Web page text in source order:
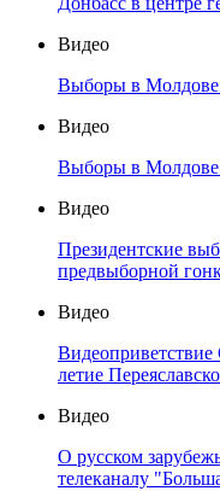
Видео
Выборы в
Видео
Выборы в
Видео
Президентские
предвыборной
Видео
летие
Видео
О русском
телеканалу